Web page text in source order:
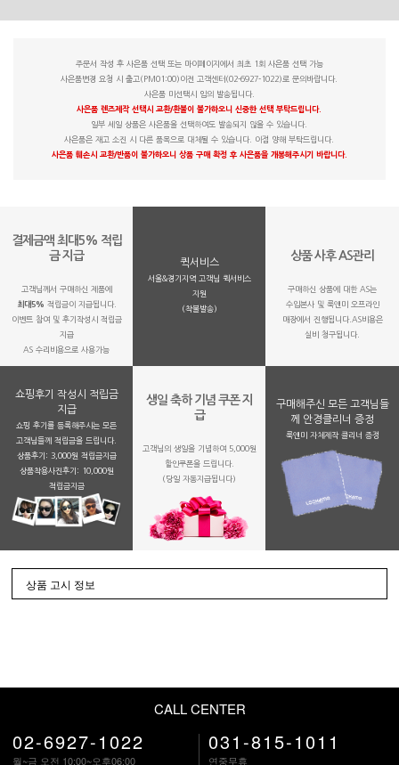
주문서 작성 후 사은품 선택 또는 마이페이지에서 최초 1회 사은품 선택 가능
사은품변경 요청 시 출고(PM01:00)이전 고객센터(02-6927-1022)로 문의바랍니다.
사은품 미선택시 임의 발송됩니다.
사은품 렌즈제작 선택시 교환/환불이 불가하오니 신중한 선택 부탁드립니다.
일부 세일 상품은 사은품을 선택하여도 발송되지 않을 수 있습니다.
사은품은 재고 소진 시 다른 품목으로 대체될 수 있습니다. 이점 양해 부탁드립니다.
사은품 훼손시 교환/반품이 불가하오니 상품 구매 확정 후 사은품을 개봉해주시기 바랍니다.
결제금액 최대5% 적립
금 지급
고객님께서 구매하신 제품에
최대5% 적립금이 지급됩니다.
이벤트 참여 및 후기작성시 적립금
지급
AS 수리비용으로 사용가능
퀵서비스
서울&경기지역 고객님 퀵서비스
지원
(착불발송)
상품 사후 AS관리
구매하신 상품에 대한 AS는
수입본사 및 룩앤미 오프라인
매장에서 진행됩니다.AS비용은
실비 청구됩니다.
쇼핑후기 작성시 적립금
지급
쇼핑 후기를 등록해주시는 모든
고객님들께 적립금을 드립니다.
상품후기: 3,000원 적립금지급
상품착용사진후기: 10,000원
적립금지금
생일 축하 기념 쿠폰 지
급
고객님의 생일을 기념하여 5,000원
할인쿠폰을 드립니다.
(당일 자동지급됩니다)
구매해주신 모든 고객님들
께 안경클리너 증정
룩앤미 자체제작 클리너 증정
상품 고시 정보
CALL CENTER
02-6927-1022
월~금 오전 10:00~오후06:00
031-815-1011
연중무휴